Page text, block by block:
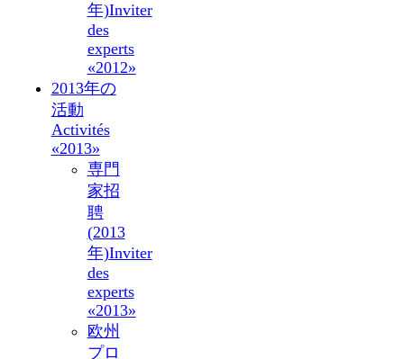
年)Inviter
des
experts
«2012»
2013年の
活動
Activités
«2013»
専門
家招
聘
(2013
年)Inviter
des
experts
«2013»
欧州
プロ